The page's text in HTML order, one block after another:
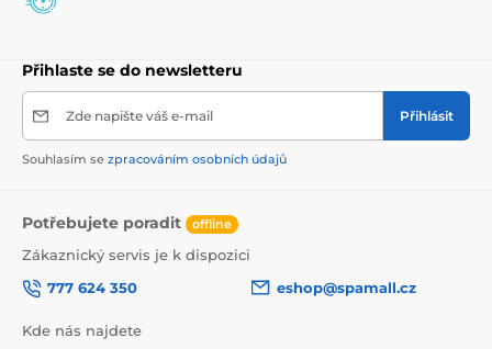
Přihlaste se do newsletteru
Zde napište váš e-mail Přihlásit
Souhlasím se zpracováním osobních údajů
Potřebujete poradit offline
Zákaznický servis je k dispozici
777 624 350
eshop@spamall.cz
Kde nás najdete